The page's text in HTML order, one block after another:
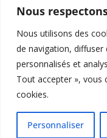
Nous
Nous utilisons des
de navigation, diffuser
personnalisés et
Tout accepter », vous
cookies.
Personnaliser
Tél. 05 55 06 14 15
Nous écrire
Copyright ©
Theme:ColorMag Pro